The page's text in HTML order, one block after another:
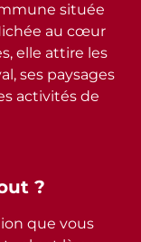
?
que vous
située
au cœur
elle attire les
ses paysages
activités de